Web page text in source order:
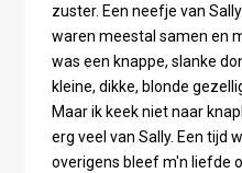
zuster. Een neefje van
waren meestal samen en
was een knappe, slanke
kleine, dikke, blonde
Maar ik keek niet naar
erg veel van Sally. Een tijd
overigens bleef m'n liefde